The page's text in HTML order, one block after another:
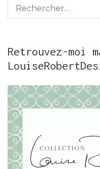
Rechercher :
Retrouvez-moi